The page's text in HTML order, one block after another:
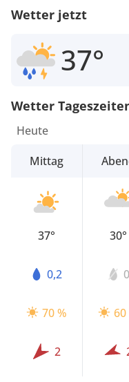
Wetter jetzt
37°
Wetter
Heute
Mittag
37°
0,2
70 %
2
30°
0
60